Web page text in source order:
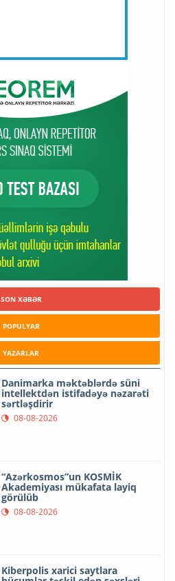
SON XƏBƏR
POPULYAR
YAZARLAR
Danimarka məktəblərdə süni
intellektdən istifadəyə nəzarəti
sərtləşdirir
08-08-2026
“Azərkosmos”un KOSMİK
Akademiyası mükafata layiq
görülüb
08-08-2026
Kiberpolis xarici saytlara